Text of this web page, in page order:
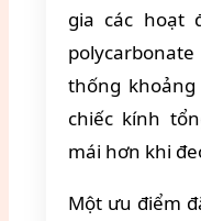
gia các hoạt
thống
chiếc kính
mái hơn khi
Một ưu điểm